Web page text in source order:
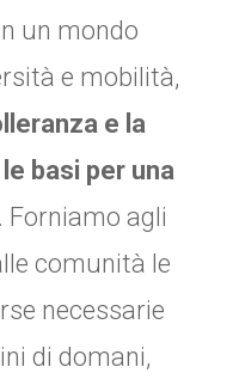
un mondo
e mobilità,
e la
basi per una
Forniamo agli
comunità le
necessarie
di domani,